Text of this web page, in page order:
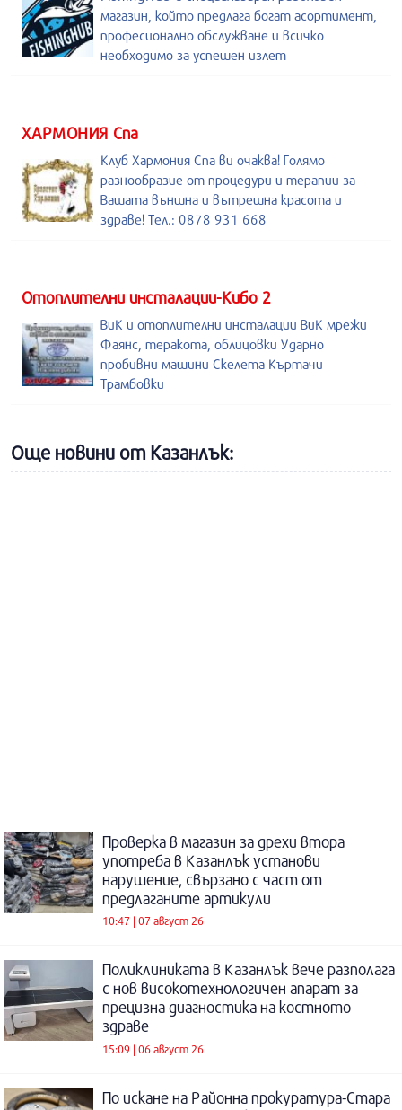
магазин, който предлага богат асортимент,
професионално обслужване и всичко
необходимо за успешен излет
ХАРМОНИЯ Спа
Клуб Хармония Спа ви очаква! Голямо
разнообразие от процедури и терапии за
Вашата външна и вътрешна красота и
здраве! Тел.: 0878 931 668
Отоплителни инсталации-Кибо 2
ВиК и отоплителни инсталации ВиК мрежи
Фаянс, теракота, облицовки Ударно
пробивни машини Скелета Къртачи
Трамбовки
Още новини от Казанлък:
Проверка в магазин за дрехи втора
употреба в Казанлък установи
нарушение, свързано с част от
предлаганите артикули
10:47 | 07 август 26
Поликлиниката в Казанлък вече разполага
с нов високотехнологичен апарат за
прецизна диагностика на костното
здраве
15:09 | 06 август 26
По искане на Районна прокуратура-Стара